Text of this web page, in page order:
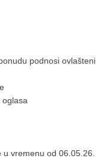
podnosi ovlašteni
oglasa
vremenu od 06.05.26.